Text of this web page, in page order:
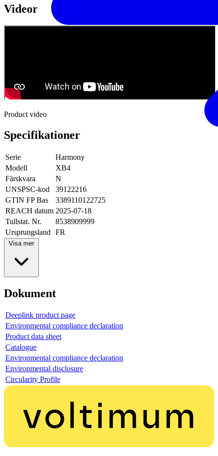
Videor
Product video
Specifikationer
Serie
Harmony
Modell
XB4
Färskvara
N
UNSPSC-kod
39122216
GTIN FP Bas
3389110122725
REACH datum 2025-07-18
Tullstat. Nr.
8538909999
Ursprungsland
FR
Visa mer
Dokument
Deeplink product page
Environmental compliance declaration
Product data sheet
Catalogue
Environmental compliance declaration
Environmental disclosure
Circularity Profile